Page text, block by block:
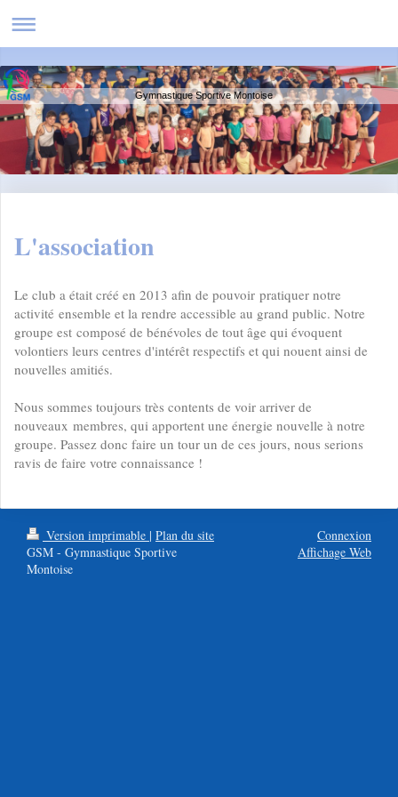
Gymnastique Sportive Montoise
L'association
Le club a était créé en 2013 afin de pouvoir pratiquer notre
activité ensemble et la rendre accessible au grand public. Notre
groupe est composé de bénévoles de tout âge qui évoquent
volontiers leurs centres d'intérêt respectifs et qui nouent ainsi de
nouvelles amitiés.
Nous sommes toujours très contents de voir arriver de
nouveaux membres, qui apportent une énergie nouvelle à notre
groupe. Passez donc faire un tour un de ces jours, nous serions
ravis de faire votre connaissance !
Version imprimable | Plan du site
GSM - Gymnastique Sportive
Montoise
Connexion
Affichage Web